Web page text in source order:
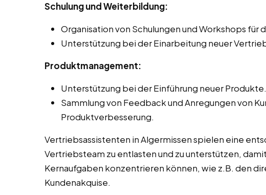
Schulung und Weiterbildung:
Organisation von Schulungen und Workshops für
Unterstützung bei der Einarbeitung neuer
Produktmanagement:
Unterstützung bei der Einführung neuer Produkte.
Sammlung von Feedback und Anregungen von
Produktverbesserung.
Vertriebsassistenten in Algermissen spielen eine
Vertriebsteam zu entlasten und zu unterstützen,
Kernaufgaben konzentrieren können, wie z.B. den
Kundenakquise.